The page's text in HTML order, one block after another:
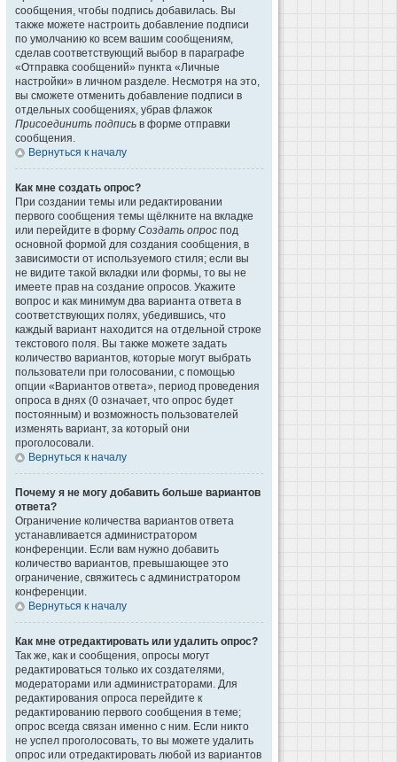
сообщения, чтобы подпись добавилась. Вы
также можете настроить добавление подписи
по умолчанию ко всем вашим сообщениям,
сделав соответствующий выбор в параграфе
«Отправка сообщений» пункта «Личные
настройки» в личном разделе. Несмотря на это,
вы сможете отменить добавление подписи в
отдельных сообщениях, убрав флажок
Присоединить подпись в форме отправки
сообщения.
Вернуться к началу
Как мне создать опрос?
При создании темы или редактировании
первого сообщения темы щёлкните на вкладке
или перейдите в форму Создать опрос под
основной формой для создания сообщения, в
зависимости от используемого стиля; если вы
не видите такой вкладки или формы, то вы не
имеете прав на создание опросов. Укажите
вопрос и как минимум два варианта ответа в
соответствующих полях, убедившись, что
каждый вариант находится на отдельной строке
текстового поля. Вы также можете задать
количество вариантов, которые могут выбрать
пользователи при голосовании, с помощью
опции «Вариантов ответа», период проведения
опроса в днях (0 означает, что опрос будет
постоянным) и возможность пользователей
изменять вариант, за который они
проголосовали.
Вернуться к началу
Почему я не могу добавить больше вариантов
ответа?
Ограничение количества вариантов ответа
устанавливается администратором
конференции. Если вам нужно добавить
количество вариантов, превышающее это
ограничение, свяжитесь с администратором
конференции.
Вернуться к началу
Как мне отредактировать или удалить опрос?
Так же, как и сообщения, опросы могут
редактироваться только их создателями,
модераторами или администраторами. Для
редактирования опроса перейдите к
редактированию первого сообщения в теме;
опрос всегда связан именно с ним. Если никто
не успел проголосовать, то вы можете удалить
опрос или отредактировать любой из вариантов